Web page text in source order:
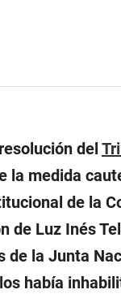
del
la medida
de la
de Luz Inés
de la Junta
los había